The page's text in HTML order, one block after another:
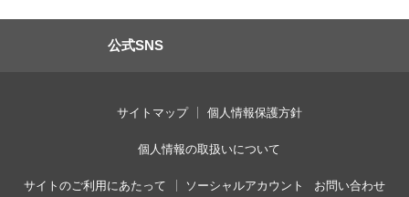
公式SNS
サイトマップ 個人情報保護方針
個人情報の取扱いについて
サイトのご利用にあたって ソーシャルアカウント お問い合わせ